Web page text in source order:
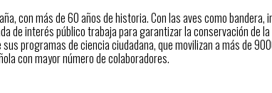
con más de 60 años de historia. Con las aves como bandera,
de interés público trabaja para garantizar la conservación de
programas de ciencia ciudadana, que movilizan a más de
con mayor número de colaboradores.